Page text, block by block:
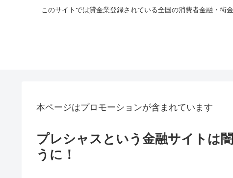
このサイトでは貸金業登録されている全国の消費者金融・街
本ページはプロモーションが含まれています
プレシャスという金融サイトは
うに！